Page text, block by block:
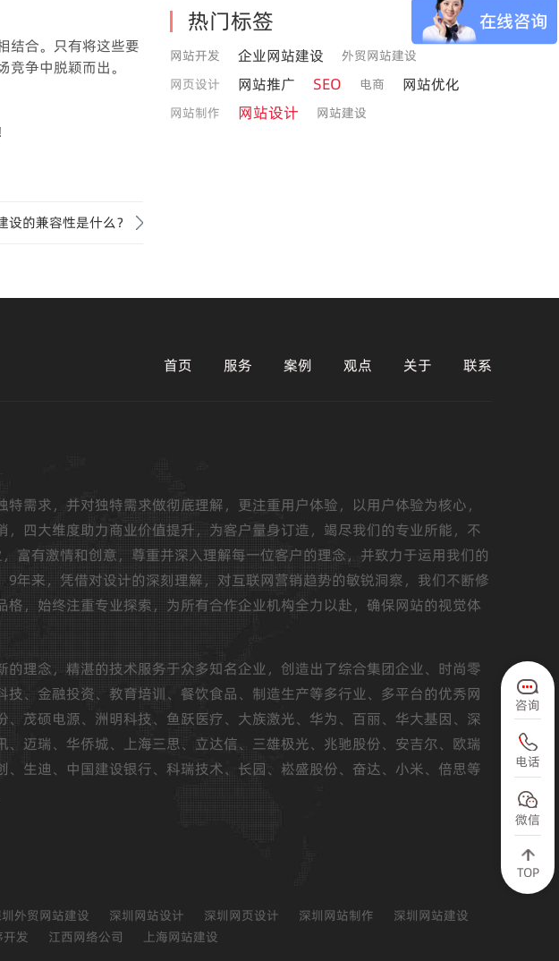
结合。只有将这些要
争中脱颖而出。
设的兼容性是什么？
热门标签
网站开发 企业网站建设
外贸网站建设
网页设计
网站推广 SEO 电商 网站优化
网站制作 网站设计 网站建设
首页 服务 案例 观点 关于 联系
特需求，并对独特需求做彻底理解，更注重用户体验，以用户体验为核心，
，四大维度助力商业价值提升，为客户量身订造，竭尽我们的专业所能，不
富有激情和创意，尊重并深入理解每一位客户的理念，并致力于运用我们的
9年来，凭借对设计的深刻理解，对互联网营销趋势的敏锐洞察，我们不断修
格，始终注重专业探索，为所有合作企业机构全力以赴，确保网站的视觉体
的理念，精湛的技术服务于众多知名企业，创造出了综合集团企业、时尚零
技、金融投资、教育培训、餐饮食品、制造生产等多行业、多平台的优秀网
、茂硕电源、洲明科技、鱼跃医疗、大族激光、华为、百丽、华大基因、深
、迈瑞、华侨城、上海三思、立达信、三雄极光、兆驰股份、安吉尔、欧瑞
、生迪、中国建设银行、科瑞技术、长园、崧盛股份、奋达、小米、倍思等
外贸网站建设 深圳网站设计 深圳网页设计 深圳网站制作
深圳网站建设
发 江西网络公司 上海网站建设
咨询
电话
微信
TOP